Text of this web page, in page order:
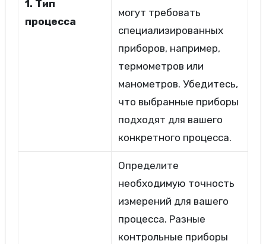
1. Тип
процесса
могут требовать
специализированных
приборов, например,
термометров или
манометров. Убедитесь,
что выбранные приборы
подходят для вашего
конкретного процесса.
Определите
необходимую точность
измерений для вашего
процесса. Разные
контрольные приборы